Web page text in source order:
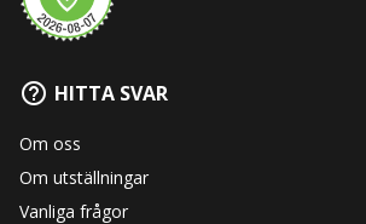
HITTA SVAR
Om oss
Om utställningar
Vanliga frågor